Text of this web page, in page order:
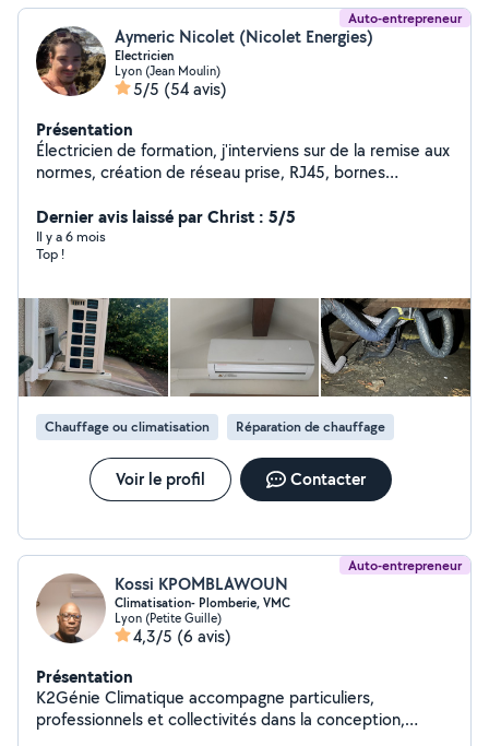
Auto-entrepreneur
Aymeric Nicolet (Nicolet Energies)
Electricien
Lyon (Jean Moulin)
5/5 (54 avis)
Présentation
Électricien de formation, j'interviens sur de la remise aux
normes, création de réseau prise, RJ45, bornes
électrique en tous genre (pose de tringles à rideau,
montage de meubles, montage et fixation de meubles)
Électricien titulaire d'un BAC professionnel
Dernier avis laissé par Christ : 5/5
Il y a 6 mois
Top !
Chauffage ou climatisation Réparation de chauffage
Voir le profil Contacter
Auto-entrepreneur
Kossi KPOMBLAWOUN
Climatisation- Plomberie, VMC
Lyon (Petite Guille)
4,3/5 (6 avis)
Présentation
K2Génie Climatique accompagne particuliers,
professionnels et collectivités dans la conception,